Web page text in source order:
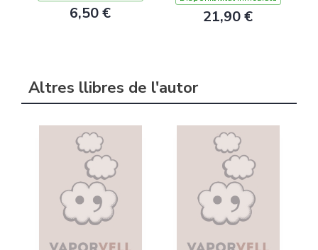
6,50 € 21,90 €
Altres llibres de l'autor